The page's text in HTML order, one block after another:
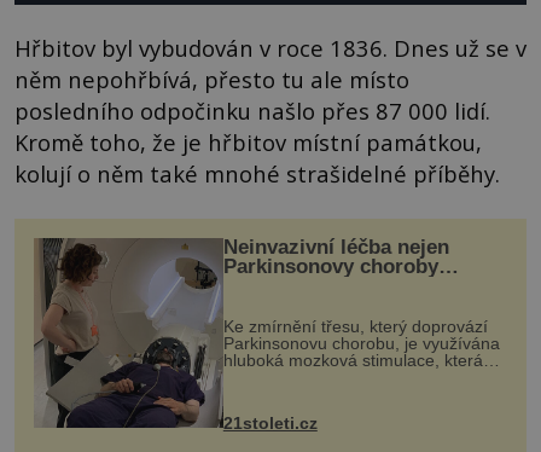
Hřbitov byl vybudován v roce 1836. Dnes už se v
něm nepohřbívá, přesto tu ale místo
posledního odpočinku našlo přes 87 000 lidí.
Kromě toho, že je hřbitov místní památkou,
kolují o něm také mnohé strašidelné příběhy.
Neinvazivní léčba nejen
Parkinsonovy choroby
Ke zmírnění třesu, který doprovází
Parkinsonovu chorobu, je využívána
hluboká mozková stimulace, která
však vyžaduje vysoce invazivní
k dostatečně přesnému zacílení ...
21stoleti.cz